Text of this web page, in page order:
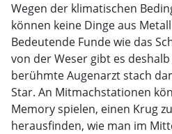
Wegen der klimatischen
können keine Dinge aus
Bedeutende Funde wie das
von der Weser gibt es
berühmte Augenarzt stach
Star. An Mitmachstationen
Memory spielen, einen Krug
herausfinden, wie man im